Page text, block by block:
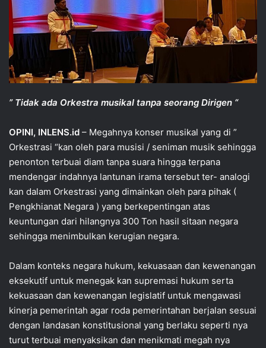
” Tidak ada Orkestra musikal tanpa seorang Dirigen “
OPINI, INLENS.id – Megahnya konser musikal yang di ”
Orkestrasi “kan oleh para musisi / seniman musik sehingga
penonton terbuai diam tanpa suara hingga terpana
mendengar indahnya lantunan irama tersebut ter- analogi
kan dalam Orkestrasi yang dimainkan oleh para pihak (
Pengkhianat Negara ) yang berkepentingan atas
keuntungan dari hilangnya 300 Ton hasil sitaan negara
sehingga menimbulkan kerugian negara.
Dalam konteks negara hukum, kekuasaan dan kewenangan
eksekutif untuk menegak kan supremasi hukum serta
kekuasaan dan kewenangan legislatif untuk mengawasi
kinerja pemerintah agar roda pemerintahan berjalan sesuai
dengan landasan konstitusional yang berlaku seperti nya
turut terbuai menyaksikan dan menikmati megah nya